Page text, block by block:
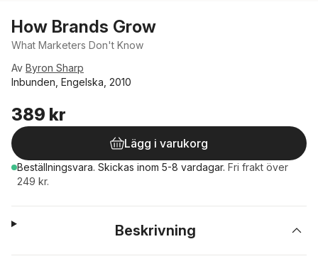
How Brands Grow
What Marketers Don't Know
Av Byron Sharp
Inbunden, Engelska, 2010
389 kr
Lägg i varukorg
Beställningsvara. Skickas inom 5-8 vardagar. Fri frakt över
249 kr.
Beskrivning